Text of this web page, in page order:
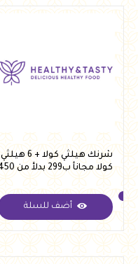
شرنك هيلثي كولا + 6 هيلثي
كولا مجانأ ب299 بدلأ من 450
أضف للسلة